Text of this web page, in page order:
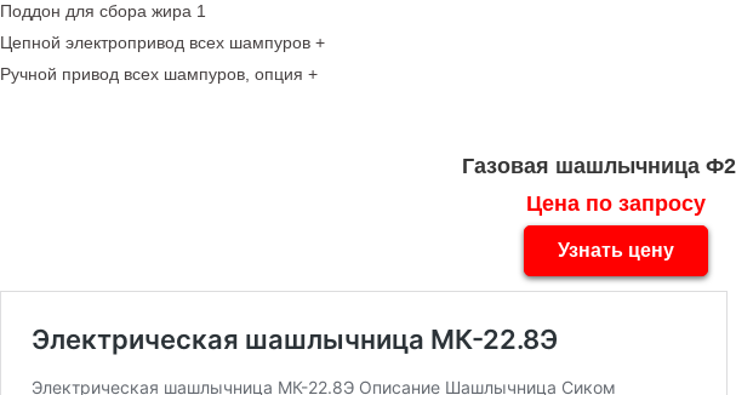
Поддон для сбора жира 1
Цепной электропривод всех шампуров +
Ручной привод всех шампуров, опция +
Газовая шашлычница
Цена по запросу
Узнать цену